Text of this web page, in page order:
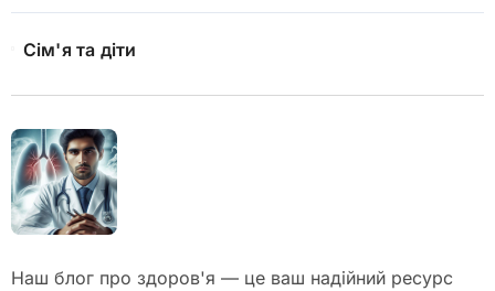
Сім'я та діти
Наш блог про здоров'я — це ваш надійний ресурс